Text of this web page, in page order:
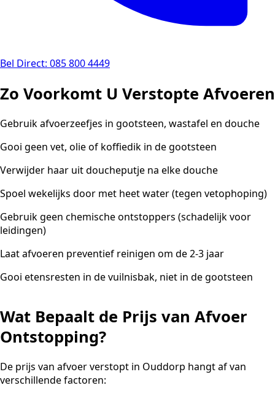
Bel Direct: 085 800 4449
Zo Voorkomt U Verstopte Afvoeren
Gebruik afvoerzeefjes in gootsteen, wastafel en douche
Gooi geen vet, olie of koffiedik in de gootsteen
Verwijder haar uit doucheputje na elke douche
Spoel wekelijks door met heet water (tegen vetophoping)
Gebruik geen chemische ontstoppers (schadelijk voor
leidingen)
Laat afvoeren preventief reinigen om de 2-3 jaar
Gooi etensresten in de vuilnisbak, niet in de gootsteen
Wat Bepaalt de Prijs van Afvoer
Ontstopping?
De prijs van afvoer verstopt in Ouddorp hangt af van
verschillende factoren: